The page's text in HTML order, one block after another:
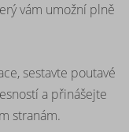
vám umožní plně
sestavte poutavé
a přinášejte
stranám.